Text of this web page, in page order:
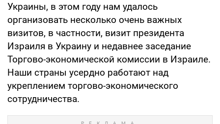
Украины, в этом году нам удалось
организовать несколько очень важных
визитов, в частности, визит президента
Израиля в Украину и недавнее заседание
Торгово-экономической комиссии в Израиле.
Наши страны усердно работают над
укреплением торгово-экономического
сотрудничества.